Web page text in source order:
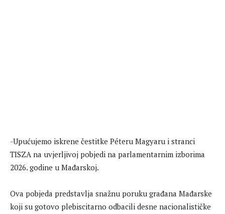
-Upućujemo iskrene čestitke Péteru Magyaru i stranci
TISZA na uvjerljivoj pobjedi na parlamentarnim izborima
2026. godine u Mađarskoj.
Ova pobjeda predstavlja snažnu poruku građana Mađarske
koji su gotovo plebiscitarno odbacili desne nacionalističke